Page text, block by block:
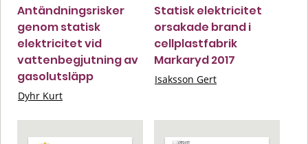
Antändningsrisker
genom statisk
elektricitet vid
vattenbegjutning av
gasolutsläpp
Dyhr Kurt
Statisk elektricitet
orsakade brand i
cellplastfabrik
Markaryd 2017
Isaksson Gert